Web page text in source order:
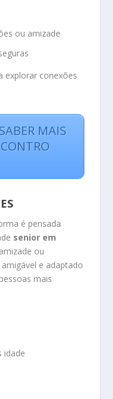
ou amizade
explorar conexões
MAIS
é pensada
senior em
ou
e adaptado
mais
idade